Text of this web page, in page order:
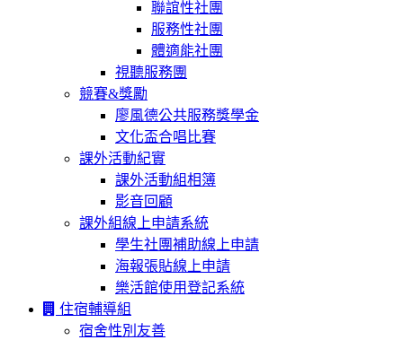
聯誼性社團
服務性社團
體適能社團
視聽服務團
競賽&獎勵
廖風德公共服務獎學金
文化盃合唱比賽
課外活動紀實
課外活動組相簿
影音回顧
課外組線上申請系統
學生社團補助線上申請
海報張貼線上申請
樂活館使用登記系統
住宿輔導組
宿舍性別友善